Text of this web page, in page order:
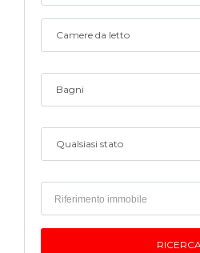
Camere da letto
Bagni
Qualsiasi stato